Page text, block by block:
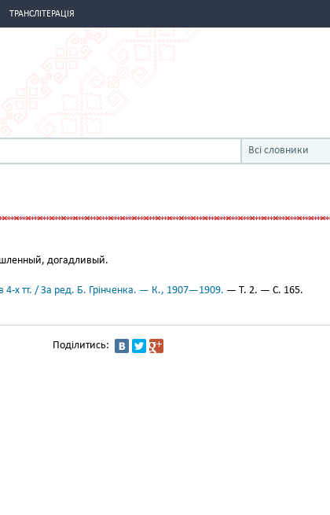
ТРАНСЛІТЕРАЦІЯ
Всі словники
догадливый.
4-х тт. / За ред. Б. Грінченка. — К., 1907—1909. — Т. 2. — С. 165.
Поділитись: